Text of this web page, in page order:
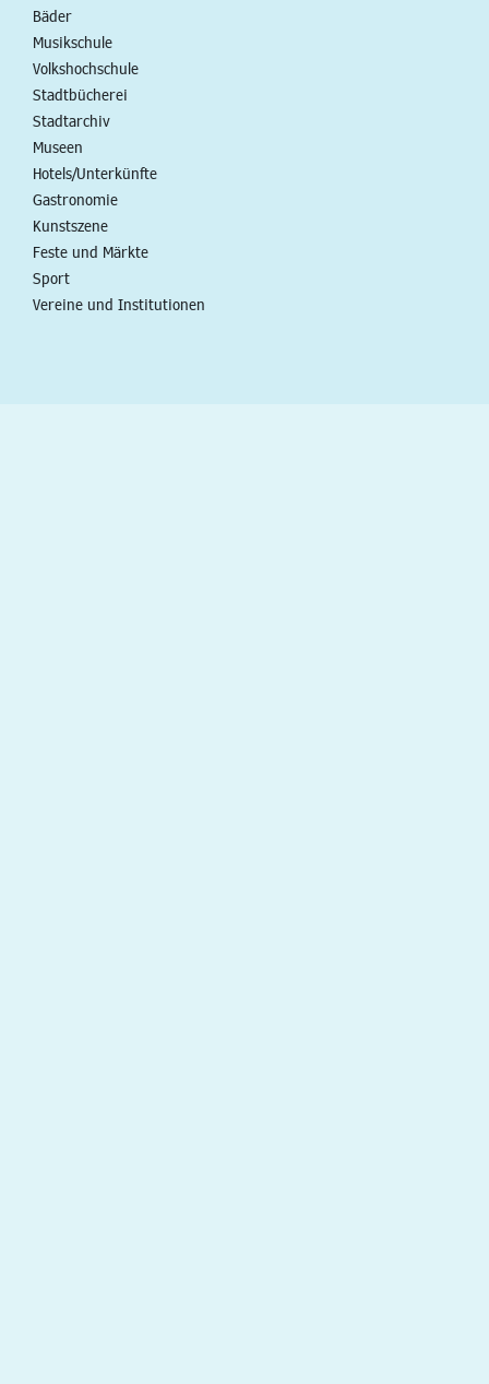
Bäder
Musikschule
Volkshochschule
Stadtbücherei
Stadtarchiv
Museen
Hotels/Unterkünfte
Gastronomie
Kunstszene
Feste und Märkte
Sport
Vereine und Institutionen